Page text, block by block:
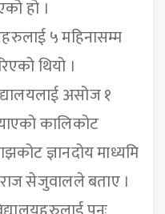
हो ।
५ महिनासम्म
थियो ।
असोज १
कालिकोट
ज्ञानदोय माध्यमि
सेजुवालले बताए ।